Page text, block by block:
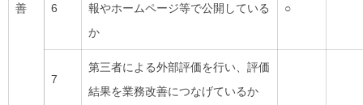
善
6
報やホームページ等で公開している
か
○
7
第三者による外部評価を行い、評価
結果を業務改善につなげているか